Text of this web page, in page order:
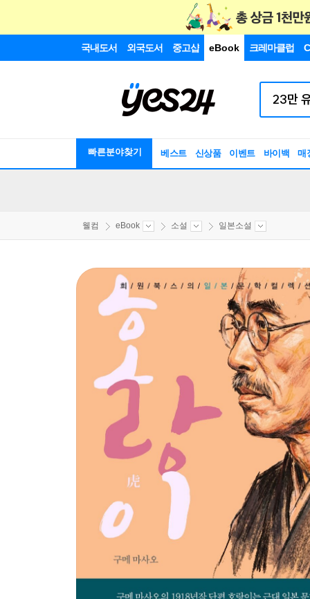
국내도서 외국도서 중고샵 eBook 크레마클럽
빠른분야찾기 베스트 신상품 이벤트 바이백 매
웰컴 eBook 소설 일본소설